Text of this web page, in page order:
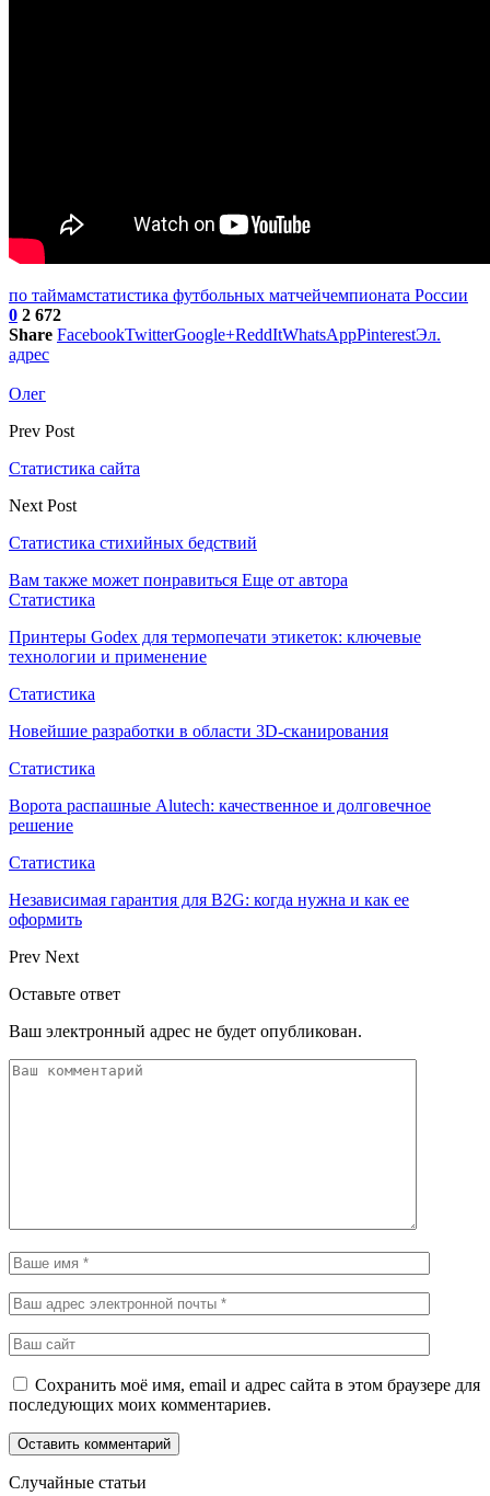
по таймамстатистика футбольных матчейчемпионата России
0 2 672
Share FacebookTwitterGoogle+ReddItWhatsAppPinterestЭл.
адрес
Олег
Prev Post
Статистика сайта
Next Post
Статистика стихийных бедствий
Вам также может понравиться Еще от автора
Статистика
Принтеры Godex для термопечати этикеток: ключевые
технологии и применение
Статистика
Новейшие разработки в области 3D-сканирования
Статистика
Ворота распашные Alutech: качественное и долговечное
решение
Статистика
Независимая гарантия для B2G: когда нужна и как ее
оформить
Prev Next
Оставьте ответ
Ваш электронный адрес не будет опубликован.
Сохранить моё имя, email и адрес сайта в этом браузере для
последующих моих комментариев.
Случайные статьи